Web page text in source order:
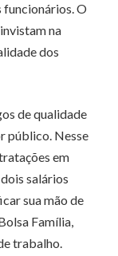
funcionários. O
na
dos
de qualidade
público. Nesse
em
salários
sua mão de
Família,
trabalho.